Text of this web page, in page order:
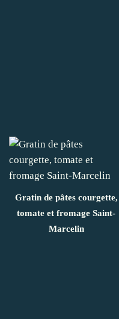
Gratin de pâtes courgette,
tomate et fromage Saint-
Marcelin